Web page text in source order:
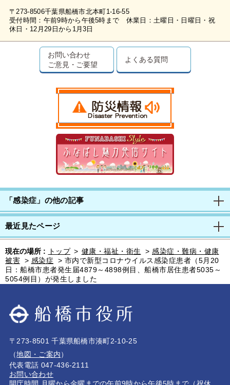
〒273-8506千葉県船橋市北本町1-16-55
受付時間：午前9時から午後5時まで 休業日：土曜日・日曜日・祝
休日・12月29日から1月3日
お問い合わせ
ご意見・ご要望
よくある質問
「感染症」の他の記事
最近見たページ
現在の場所 : トップ > 健康・福祉・衛生 > 感染症・難病・健康
被害 > 感染症 > 市内で新型コロナウイルス感染症患者（5月20
日：船橋市患者発生届4879～4898例目、船橋市居住患者5035～
5054例目）が発生しました
〒273-8501 千葉県船橋市湊町2-10-25
（地図・ご案内）
代表電話 047-436-2111
お問い合わせ
開庁時間 月曜から金曜までの午前9時から午後5時まで（祝休